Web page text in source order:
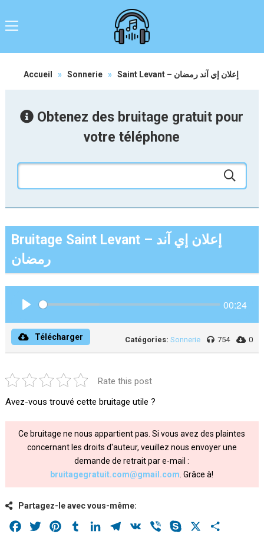
Accueil » Sonnerie » Saint Levant – إعلان إي آند رمضان
Obtenez des bruitage gratuit pour
votre téléphone
Bruitage Saint Levant – إعلان إي آند
رمضان
00:24
Télécharger Catégories: Sonnerie 754 0
Rate this post
Avez-vous trouvé cette bruitage utile ?
Ce bruitage ne nous appartient pas. Si vous avez des plaintes
concernant les droits d'auteur, veuillez nous envoyer une
demande de retrait par e-mail :
bruitagegratuit.com@gmail.com . Grâce à!
Partagez-le avec vous-même:
Facebook
Twitter PinterestTumblrLinkedInTelegram
VK Viber Skype